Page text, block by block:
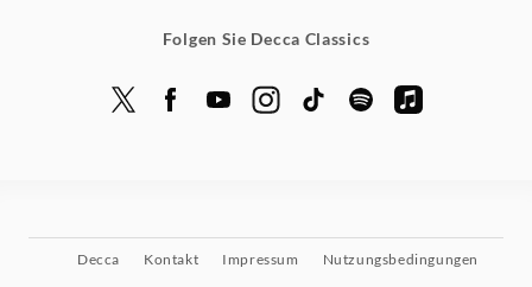
Folgen Sie Decca Classics
Decca Kontakt Impressum Nutzungsbedingungen